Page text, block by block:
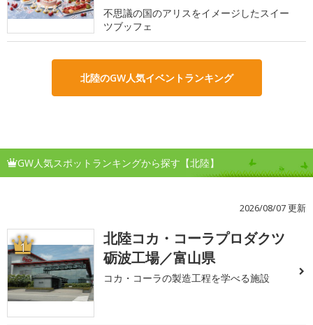
不思議の国のアリスをイメージしたスイー
ツブッフェ
北陸のGW人気イベントランキング
GW人気スポットランキングから探す【北陸】
2026/08/07 更新
1
北陸コカ・コーラプロダクツ
砺波工場／富山県
コカ・コーラの製造工程を学べる施設